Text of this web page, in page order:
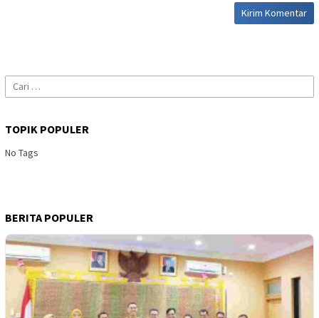
Cari
untuk:
TOPIK POPULER
No Tags
BERITA POPULER